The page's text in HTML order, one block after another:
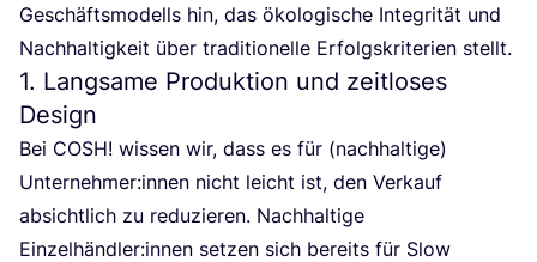
Geschäfts­mo­dells hin, das öko­lo­gi­sche Inte­gri­tät und
Nach­hal­tig­keit über tra­di­tio­nel­le Erfolgs­kri­te­ri­en stellt.
1. Langsame Produktion und zeitloses
Design
Bei COSH! wis­sen wir, dass es für (nach­hal­ti­ge)
Unternehmer:innen nicht leicht ist, den Ver­kauf
absicht­lich zu redu­zie­ren. Nach­hal­ti­ge
Einzelhändler:innen set­zen sich bereits für Slow